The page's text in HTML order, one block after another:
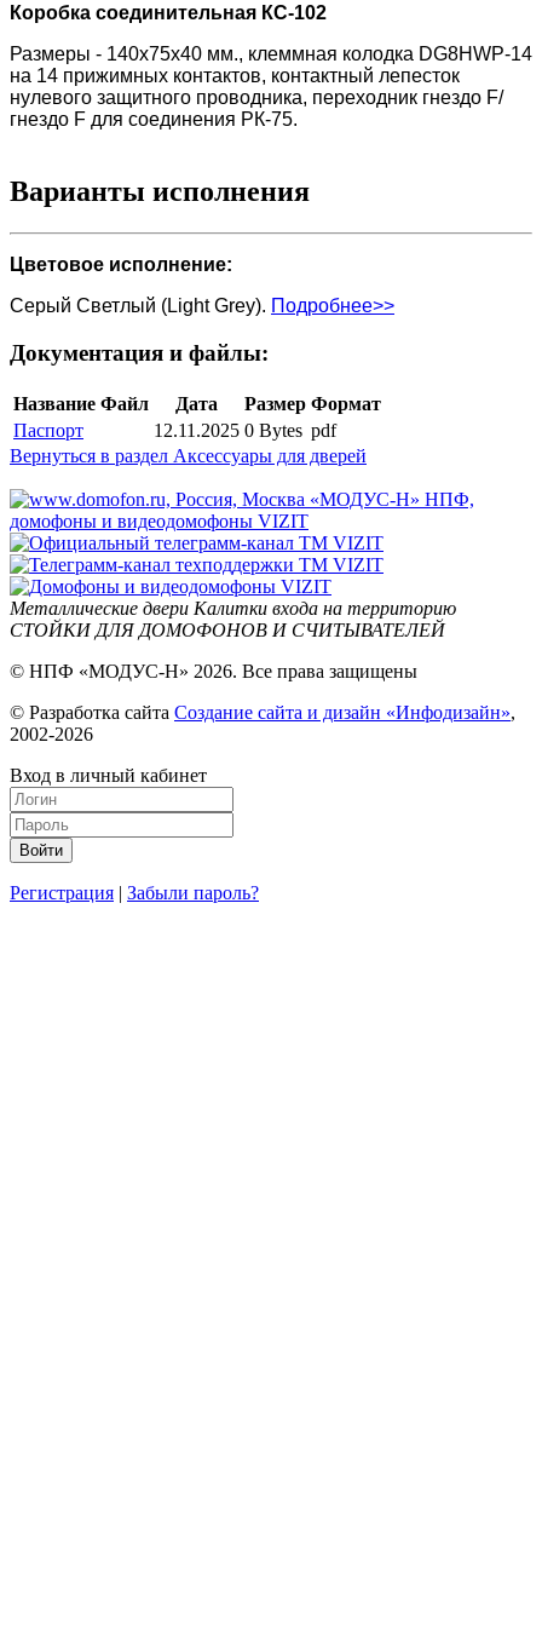
Коробка соединительная КС-102
Размеры - 140х75х40 мм., клеммная колодка DG8HWP-14
на 14 прижимных контактов, контактный лепесток
нулевого защитного проводника, переходник гнездо F/
гнездо F для соединения РК-75.
Варианты исполнения
Цветовое исполнение:
Серый Светлый (Light Grey). Подробнее>>
Документация и файлы:
Название Файл Дата Размер Формат
Паспорт
12.11.2025 0 Bytes pdf
Вернуться в раздел Аксессуары для дверей
Металлические двери Калитки входа на территорию
СТОЙКИ ДЛЯ ДОМОФОНОВ И СЧИТЫВАТЕЛЕЙ
© НПФ «МОДУС-Н» 2026. Все права защищены
© Разработка сайта Создание сайта и дизайн «Инфодизайн»,
2002-2026
Вход в личный кабинет
Регистрация | Забыли пароль?